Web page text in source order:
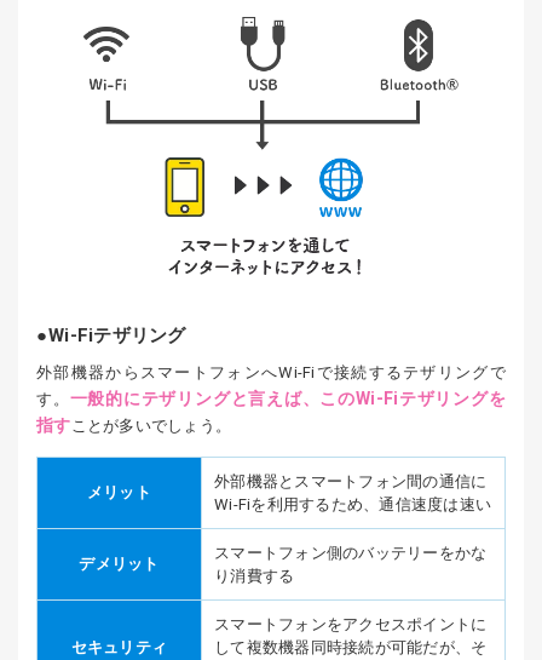
Wi-Fiテザリング
外部機器からスマートフォンへWi-Fiで接続するテザリングで
す。 一般的にテザリングと言えば、このWi-Fiテザリングを
指すことが多いでしょう。
メリット
外部機器とスマートフォン間の通信に
Wi-Fiを利用するため、通信速度は速い
デメリット
スマートフォン側のバッテリーをかな
り消費する
セキュリティ
スマートフォンをアクセスポイントに
して複数機器同時接続が可能だが、そ